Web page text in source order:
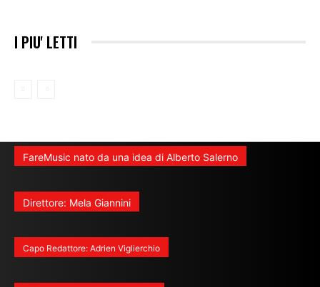
I PIU' LETTI
FareMusic nato da una idea di Alberto Salerno
Direttore: Mela Giannini
Capo Redattore: Adrien Viglierchio